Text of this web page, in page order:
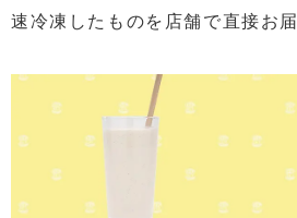
速冷凍したものを店舗で直接お